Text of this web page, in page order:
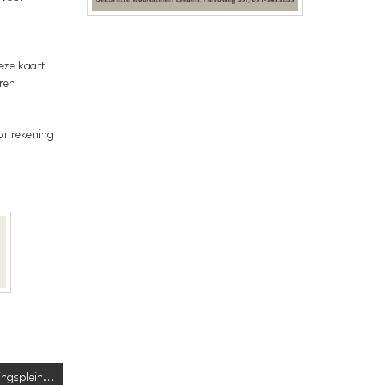
kaart
rekening